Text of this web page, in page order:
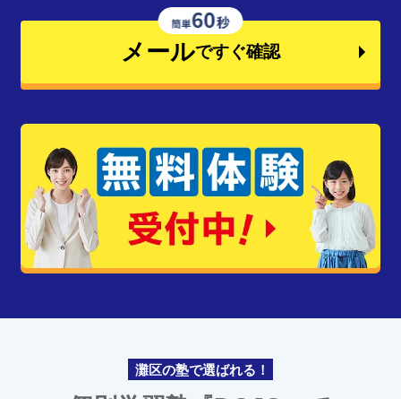
メールですぐ確認
灘区の塾で選ばれる！